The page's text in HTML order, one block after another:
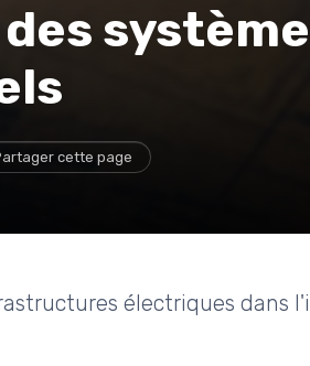
cette page
électriques dans